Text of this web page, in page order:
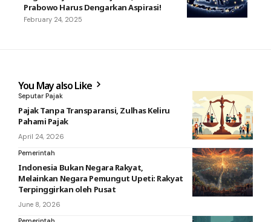
Prabowo Harus Dengarkan Aspirasi!
February 24, 2025
You May also Like
Seputar Pajak
Pajak Tanpa Transparansi, Zulhas Keliru
Pahami Pajak
April 24, 2026
Pemerintah
Indonesia Bukan Negara Rakyat,
Melainkan Negara Pemungut Upeti: Rakyat
Terpinggirkan oleh Pusat
June 8, 2026